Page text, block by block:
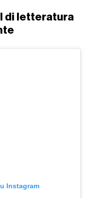
di letteratura
Instagram